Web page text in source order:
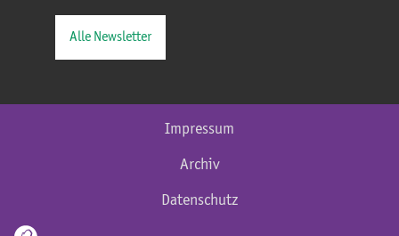
Alle Newsletter
Impressum
Archiv
Datenschutz